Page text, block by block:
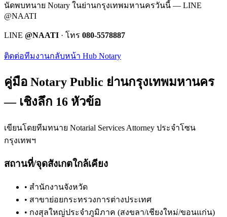
นัดพบทนาย Notary ในย่านกรุงเทพมหานครวันนี้ — LINE
@NAATI
LINE @NAATI · โทร 080-5578887
ติดต่อทีมงานกลับหน้า Hub Notary
คู่มือ Notary Public ย่านกรุงเทพมหานคร
— เชิงลึก 16 หัวข้อ
เขียนโดยทีมทนาย Notarial Services Attorney ประจำโซน
กรุงเทพฯ
สถานที่/จุดสังเกตใกล้เคียง
• สำนักงานจังหวัด
• สาขาย่อยกระทรวงการต่างประเทศ
• กงสุลใหญ่ประจำภูมิภาค (สงขลา/เชียงใหม่/ขอนแก่น)